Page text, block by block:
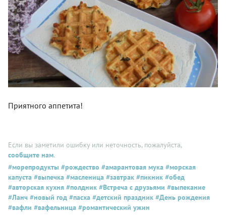
Приятного аппетита!
Если вы заметили ошибку или неточность, пожалуйста,
сообщите нам.
#морепродукты #рождество #амарантовая мука #морская
капуста #выпечка #масленица #завтрак #пикник #обед
#авторская кухня #полдник #Встреча с друзьями #выпекание
#Ланч #новый год #пасха #детский праздник #День рождения
#вафли #вафельница #романтический ужин